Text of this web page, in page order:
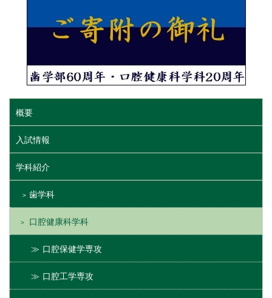
概要
入試情報
学科紹介
歯学科
口腔健康科学科
口腔保健学専攻
口腔工学専攻